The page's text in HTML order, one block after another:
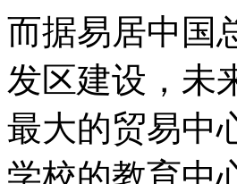
而据易居中国
发区建设，未
最大的贸易中